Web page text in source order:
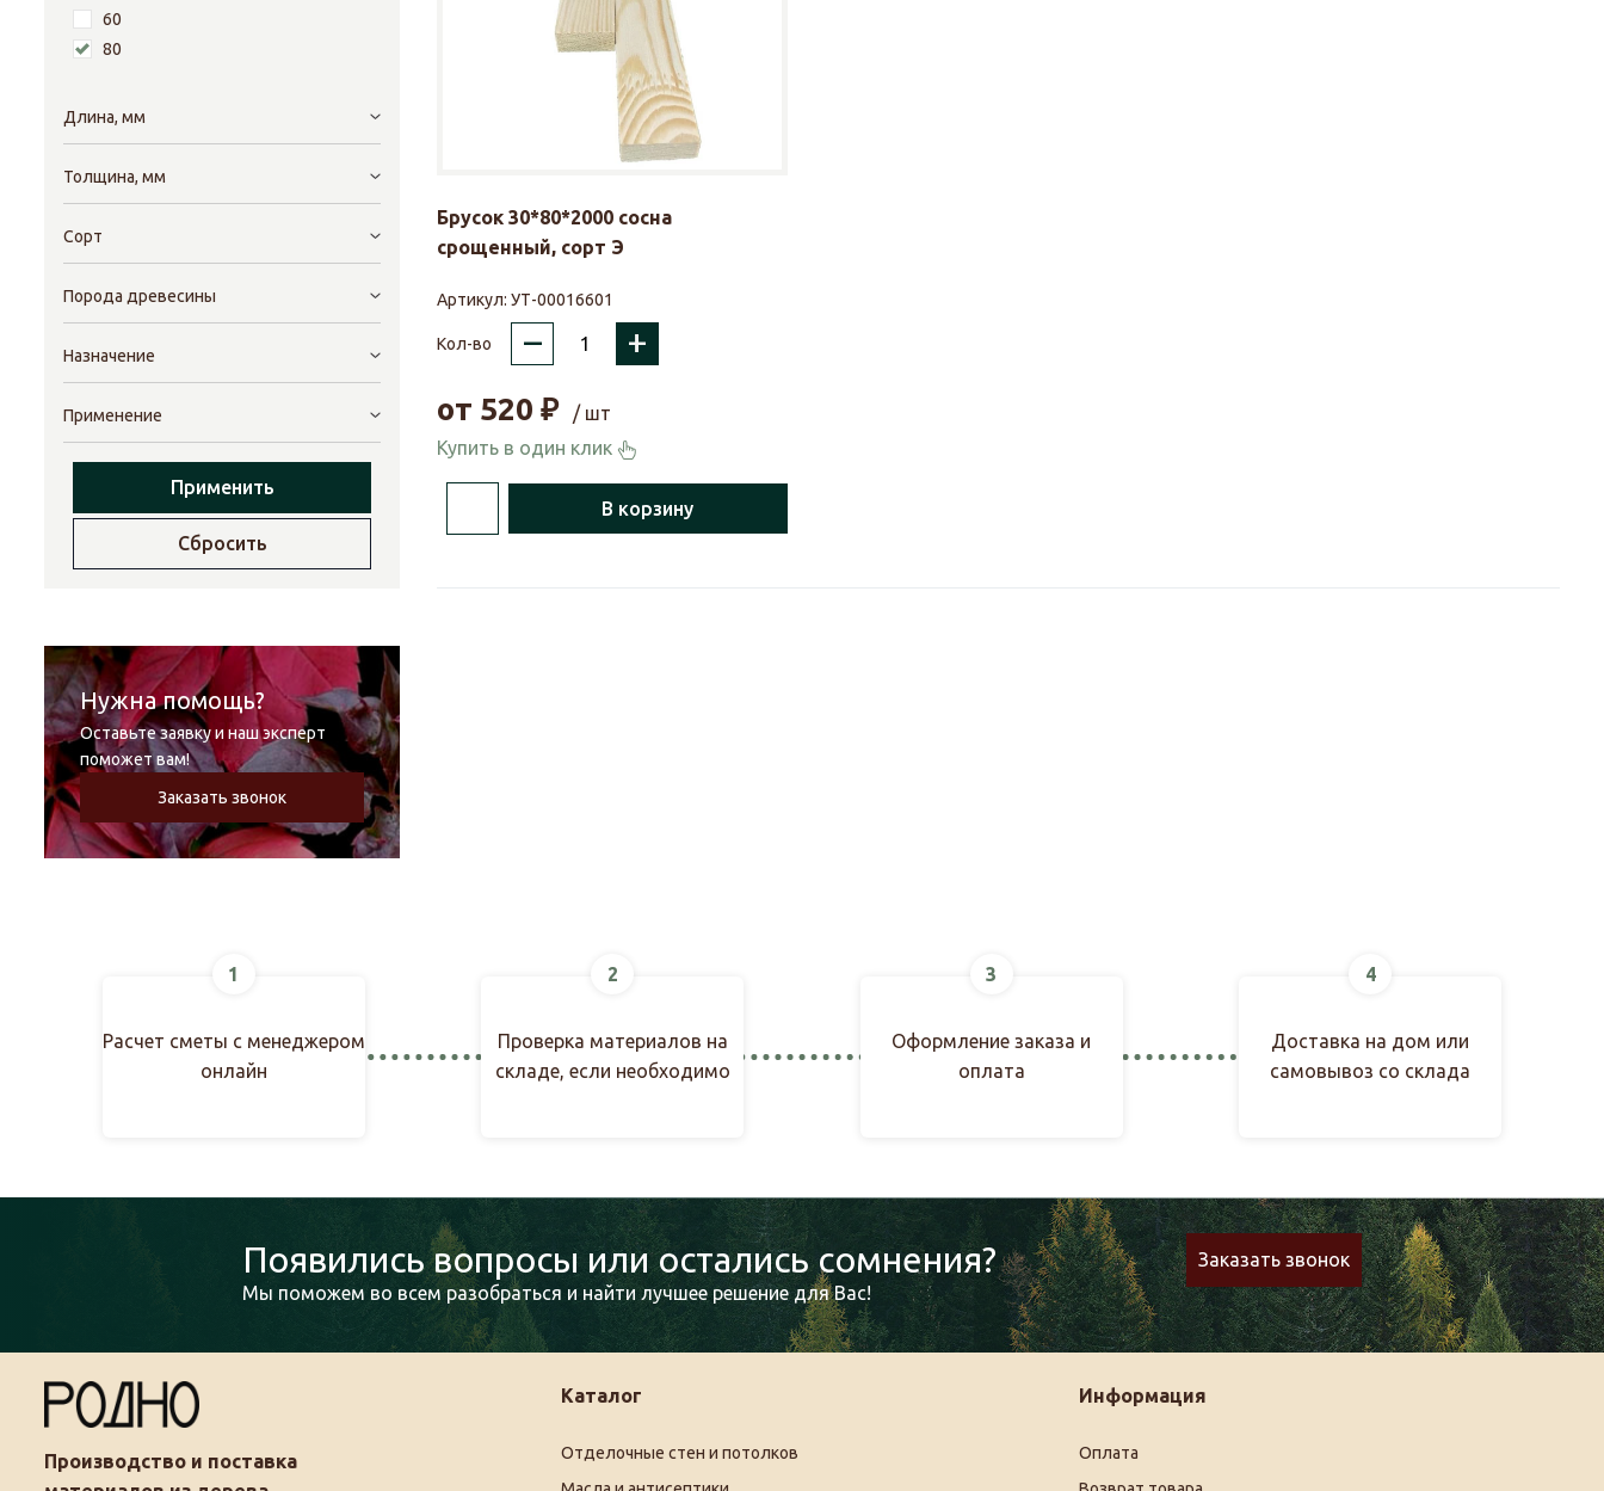
60
80
Длина, мм
Толщина, мм
Сорт
Порода древесины
Назначение
Применение
Применить
Сбросить
Нужна помощь?
Оставьте заявку и наш эксперт
поможет вам!
Заказать звонок
Брусок 30*80*2000 сосна
срощенный, сорт Э
Артикул: УТ-00016601
Кол-во – +
от 520 ₽
/ шт
Купить в один клик
В корзину
1
Расчет сметы с менеджером
онлайн
2
Проверка материалов на
складе, если необходимо
3
Оформление заказа и
оплата
4
Доставка на дом или
самовывоз со склада
Появились вопросы или остались сомнения?
Мы поможем во всем разобраться и найти лучшее решение для Вас!
Заказать звонок
Производство и поставка
Каталог
Отделочные стен и потолков
Информация
Оплата